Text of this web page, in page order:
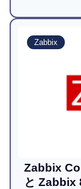
す。
Zabbix
Zabbix
と Zabbix